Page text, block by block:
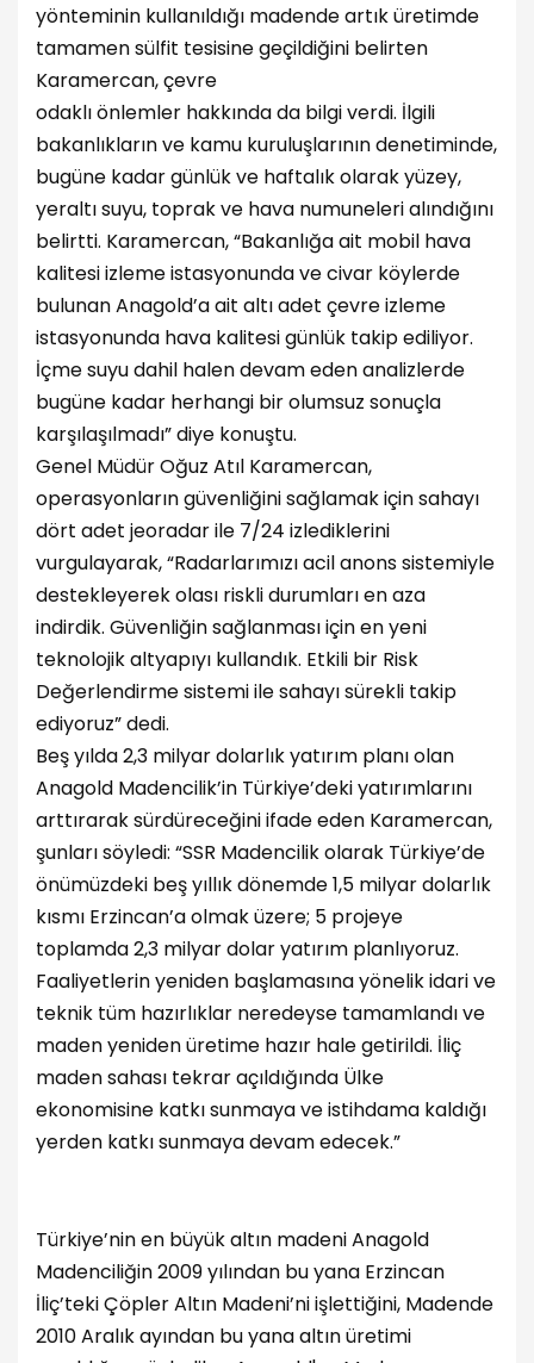
yönteminin kullanıldığı madende artık üretimde
tamamen sülfit tesisine geçildiğini belirten
Karamercan, çevre
odaklı önlemler hakkında da bilgi verdi. İlgili
bakanlıkların ve kamu kuruluşlarının denetiminde,
bugüne kadar günlük ve haftalık olarak yüzey,
yeraltı suyu, toprak ve hava numuneleri alındığını
belirtti. Karamercan, “Bakanlığa ait mobil hava
kalitesi izleme istasyonunda ve civar köylerde
bulunan Anagold’a ait altı adet çevre izleme
istasyonunda hava kalitesi günlük takip ediliyor.
İçme suyu dahil halen devam eden analizlerde
bugüne kadar herhangi bir olumsuz sonuçla
karşılaşılmadı” diye konuştu.
Genel Müdür Oğuz Atıl Karamercan,
operasyonların güvenliğini sağlamak için sahayı
dört adet jeoradar ile 7/24 izlediklerini
vurgulayarak, “Radarlarımızı acil anons sistemiyle
destekleyerek olası riskli durumları en aza
indirdik. Güvenliğin sağlanması için en yeni
teknolojik altyapıyı kullandık. Etkili bir Risk
Değerlendirme sistemi ile sahayı sürekli takip
ediyoruz” dedi.
Beş yılda 2,3 milyar dolarlık yatırım planı olan
Anagold Madencilik’in Türkiye’deki yatırımlarını
arttırarak sürdüreceğini ifade eden Karamercan,
şunları söyledi: “SSR Madencilik olarak Türkiye’de
önümüzdeki beş yıllık dönemde 1,5 milyar dolarlık
kısmı Erzincan’a olmak üzere; 5 projeye
toplamda 2,3 milyar dolar yatırım planlıyoruz.
Faaliyetlerin yeniden başlamasına yönelik idari ve
teknik tüm hazırlıklar neredeyse tamamlandı ve
maden yeniden üretime hazır hale getirildi. İliç
maden sahası tekrar açıldığında Ülke
ekonomisine katkı sunmaya ve istihdama kaldığı
yerden katkı sunmaya devam edecek.”
Türkiye’nin en büyük altın madeni Anagold
Madenciliğin 2009 yılından bu yana Erzincan
İliç’teki Çöpler Altın Madeni’ni işlettiğini, Madende
2010 Aralık ayından bu yana altın üretimi